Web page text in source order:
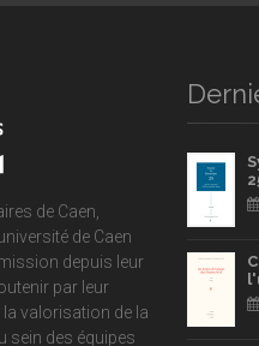
de Caen,
de Caen
depuis leur
par leur
valorisation de la
sein des équipes